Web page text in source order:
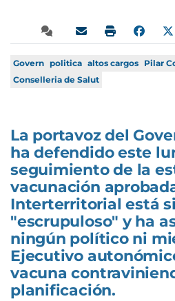
Govern politica altos cargos Pilar
Conselleria de Salut
La portavoz del
ha defendido este
seguimiento de la
vacunación
Interterritorial está
"escrupuloso" y ha
ningún político ni
Ejecutivo
vacuna
planificación.